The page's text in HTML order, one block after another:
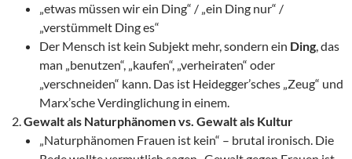
„etwas müssen wir ein Ding“ / „ein Ding nur“ /
„verstümmelt Ding es“
Der Mensch ist kein Subjekt mehr, sondern ein Ding, das
man „benutzen“, „kaufen“, „verheiraten“ oder
„verschneiden“ kann. Das ist Heidegger’sches „Zeug“ und
Marx’sche Verdinglichung in einem.
Gewalt als Naturphänomen vs. Gewalt als Kultur
„Naturphänomen Frauen ist kein“ – brutal ironisch. Die